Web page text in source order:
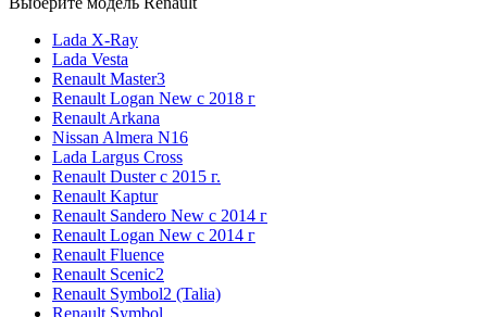
Lada X-Ray
Lada Vesta
Renault Master3
Renault Logan New с 2018 г
Renault Arkana
Nissan Almera N16
Lada Largus Cross
Renault Duster с 2015 г.
Renault Kaptur
Renault Sandero New с 2014 г
Renault Logan New с 2014 г
Renault Fluence
Renault Scenic2
Renault Symbol2 (Talia)
Renault Symbol